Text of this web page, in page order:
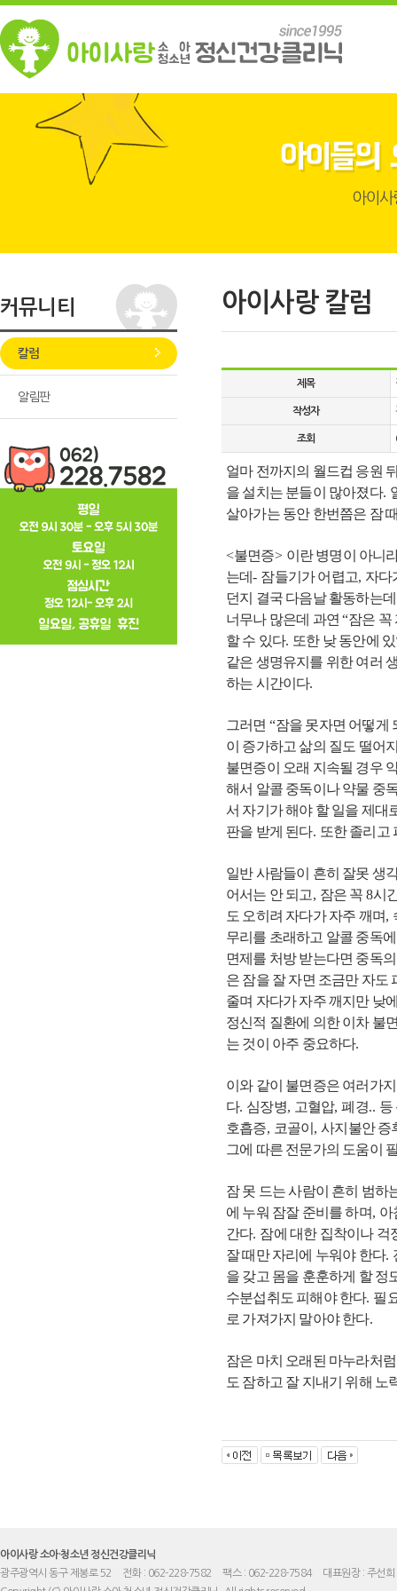
커뮤니티
칼럼
알림판
아이사랑 칼럼
제목
작성자
조회
얼마 전까지의 월드컵 응원
을 설치는 분들이 많아졌다.
살아가는 동안 한번쯤은 잠
<불면증> 이란 병명이 아니
는데- 잠들기가 어렵고, 자다
던지 결국 다음날 활동하는
너무나 많은데 과연“잠은 꼭
할 수 있다. 또한 낮 동안에
같은 생명유지를 위한 여러
하는 시간이다.
그러면 “잠을 못자면 어떻게
이 증가하고 삶의 질도 떨어
불면증이 오래 지속될 경우
해서 알콜 중독이나 약물 중
서 자기가 해야 할 일을 제대
판을 받게 된다. 또한 졸리고
일반 사람들이 흔히 잘못 생
어서는 안 되고, 잠은 꼭 8시
도 오히려 자다가 자주 깨며,
무리를 초래하고 알콜 중독
면제를 처방 받는다면 중독
은 잠을 잘 자면 조금만 자도
줄며 자다가 자주 깨지만 낮
정신적 질환에 의한 이차 불
는 것이 아주 중요하다.
이와 같이 불면증은 여러가
다. 심장병, 고혈압,폐경.. 등
호흡증, 코골이 ,사지불안 증
그에 따른 전문가의 도움이
잠 못 드는 사람이 흔히 범하
에 누워 잠잘 준비를 하며, 아
간다. 잠에 대한 집착이나 걱
잘 때만 자리에 누워야 한다.
을 갖고 몸을 훈훈하게 할 정
수분섭취도 피해야 한다. 필
로 가져가지 말아야 한다.
잠은 마치 오래된 마누라처
도 잠하고 잘 지내기 위해 노
아이사랑 소아·청소년 정신건강클리닉
광주광역시 동구 제봉로 52
전화 : 062-228-7582 팩스 : 062-228-7584
대표원장 : 주선희